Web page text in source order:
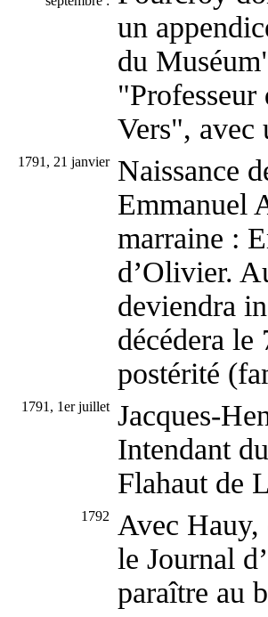
un
du
"Professeur
Vers", avec
1791, 21 janvier Naissance
Emmanuel
marraine :
d’Olivier.
deviendra
décédera le
postérité
1791, 1er juillet Jacques-
Intendant
Flahaut de
1792
Avec
le Journal
paraître au